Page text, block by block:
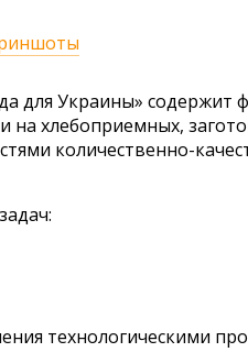
для Украины» содержит
на хлебоприемных,
количественно-
технологическими